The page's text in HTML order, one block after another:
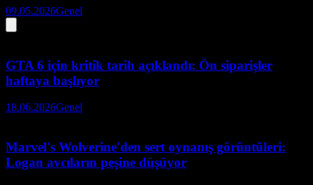
09.05.2026Genel
GTA 6 için kritik tarih açıklandı: Ön siparişler
haftaya başlıyor
18.06.2026Genel
Marvel's Wolverine'den sert oynanış görüntüleri:
Logan avcıların peşine düşüyor